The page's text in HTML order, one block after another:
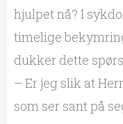
hjulpet nå? I
timelige
dukker dette
– Er jeg slik at
som ser sant på